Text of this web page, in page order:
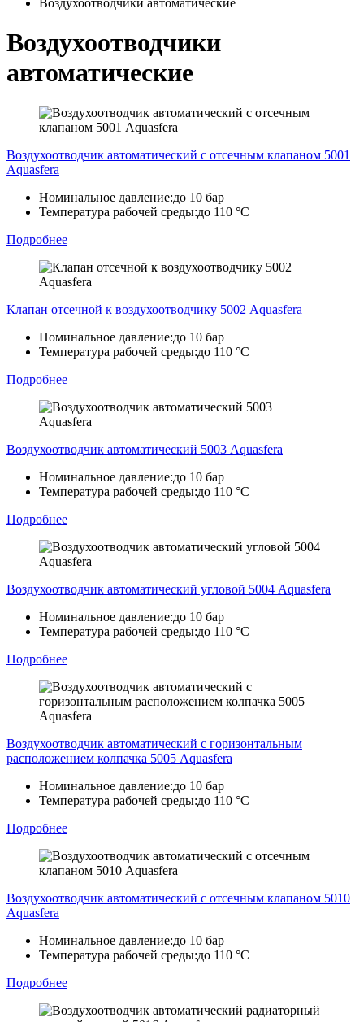
Воздухоотводчики автоматические
Воздухоотводчики
автоматические
Воздухоотводчик автоматический с отсечным клапаном 5001
Aquasfera
Номинальное давление:до 10 бар
Температура рабочей среды:до 110 °C
Подробнее
Клапан отсечной к воздухоотводчику 5002 Aquasfera
Номинальное давление:до 10 бар
Температура рабочей среды:до 110 °C
Подробнее
Воздухоотводчик автоматический 5003 Aquasfera
Номинальное давление:до 10 бар
Температура рабочей среды:до 110 °C
Подробнее
Воздухоотводчик автоматический угловой 5004 Aquasfera
Номинальное давление:до 10 бар
Температура рабочей среды:до 110 °C
Подробнее
Воздухоотводчик автоматический с горизонтальным
расположением колпачка 5005 Aquasfera
Номинальное давление:до 10 бар
Температура рабочей среды:до 110 °C
Подробнее
Воздухоотводчик автоматический с отсечным клапаном 5010
Aquasfera
Номинальное давление:до 10 бар
Температура рабочей среды:до 110 °C
Подробнее